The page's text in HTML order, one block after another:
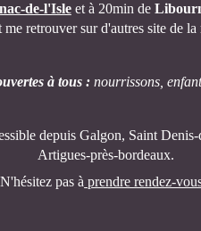
de-l'Isleet à 20min de
me retrouver sur d'autres site de
à tous : nourrissons,
depuis Galgon, Saint
Artigues-près-bordeaux.
N'hésitez pas à prendre rendez-